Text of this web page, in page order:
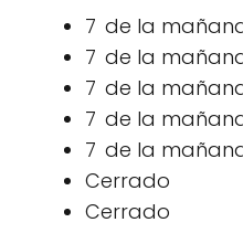
7 de la
7 de la
7 de la
7 de la
7 de la
Cerrado
Cerrado